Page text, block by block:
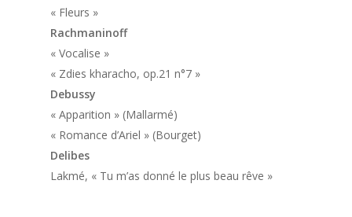
« Fleurs »
Rachmaninoff
« Vocalise »
« Zdies kharacho, op.21 n°7 »
Debussy
« Apparition » (Mallarmé)
« Romance d’Ariel » (Bourget)
Delibes
Lakmé, « Tu m’as donné le plus beau rêve »